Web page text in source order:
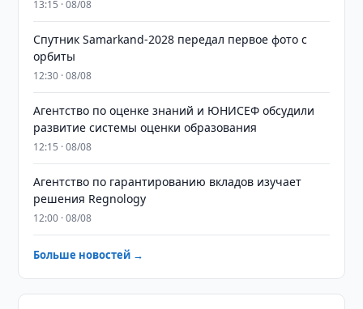
13:15 · 08/08
Спутник Samarkand-2028 передал первое фото с
орбиты
12:30 · 08/08
Агентство по оценке знаний и ЮНИСЕФ обсудили
развитие системы оценки образования
12:15 · 08/08
Агентство по гарантированию вкладов изучает
решения Regnology
12:00 · 08/08
Больше новостей →